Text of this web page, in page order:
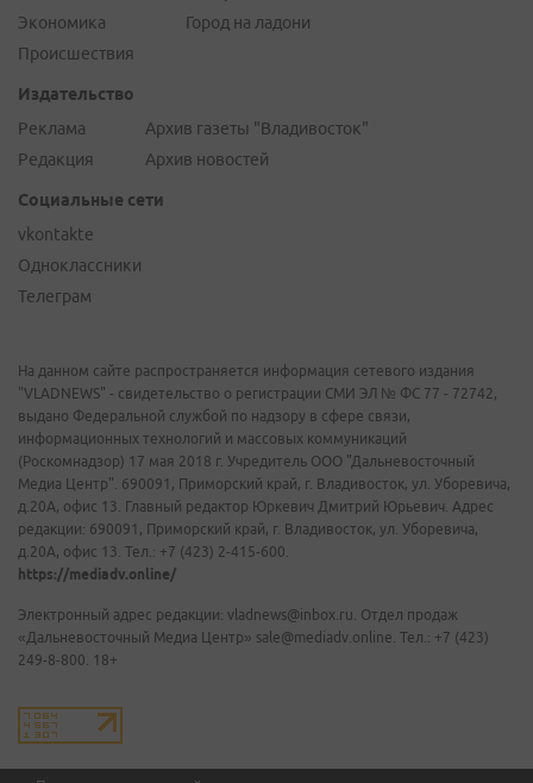
Экономика
Происшествия
Город на ладони
Издательство
Реклама
Редакция
Архив газеты "Владивосток"
Архив новостей
Социальные сети
vkontakte
Одноклассники
Телеграм
На данном сайте распространяется информация сетевого издания
"VLADNEWS" - свидетельство о регистрации СМИ ЭЛ № ФС 77 - 72742,
выдано Федеральной службой по надзору в сфере связи,
информационных технологий и массовых коммуникаций
(Роскомнадзор) 17 мая 2018 г. Учредитель ООО "Дальневосточный
Медиа Центр". 690091, Приморский край, г. Владивосток, ул. Уборевича,
д.20А, офис 13. Главный редактор Юркевич Дмитрий Юрьевич. Адрес
редакции: 690091, Приморский край, г. Владивосток, ул. Уборевича,
д.20А, офис 13. Тел.: +7 (423) 2-415-600.
https://mediadv.online/
Электронный адрес редакции: vladnews@inbox.ru. Отдел продаж
«Дальневосточный Медиа Центр» sale@mediadv.online. Тел.: +7 (423)
249-8-800. 18+